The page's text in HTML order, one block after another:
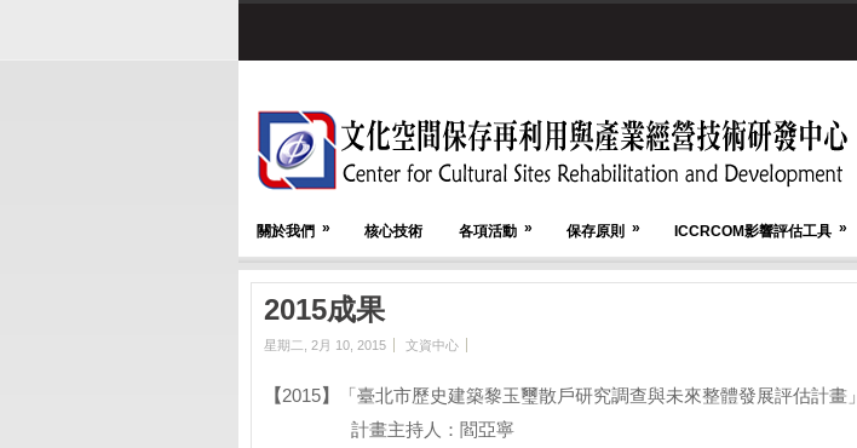
關於我們 » 核心技術 各項活動 » 保存原則 » ICCRCOM影響評估工具 »
2015成果
星期二, 2月 10, 2015 文資中心
【2015】
「臺北市歷史建築黎玉璽散戶研究調查與未來整體發展評估計畫」
計畫主持人：閻亞寧